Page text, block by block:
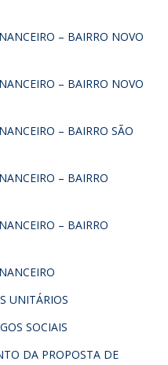
– BAIRRO NOVO
– BAIRRO NOVO
– BAIRRO SÃO
– BAIRRO
– BAIRRO
UNITÁRIOS
SOCIAIS
DA PROPOSTA DE